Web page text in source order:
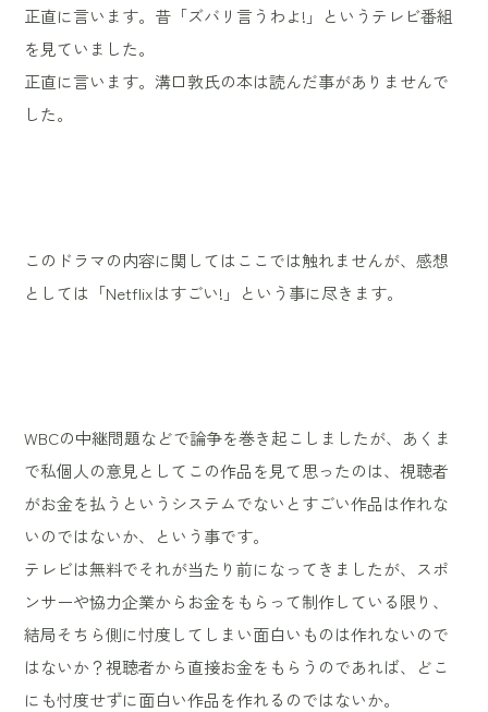
正直に言います。昔「ズバリ言うわよ!」というテレビ番組
を見ていました。
正直に言います。溝口敦氏の本は読んだ事がありませんで
した。
このドラマの内容に関してはここでは触れませんが、感想
としては「Netflixはすごい!」という事に尽きます。
WBCの中継問題などで論争を巻き起こしましたが、あくま
で私個人の意見としてこの作品を見て思ったのは、視聴者
がお金を払うというシステムでないとすごい作品は作れな
いのではないか、という事です。
テレビは無料でそれが当たり前になってきましたが、スポ
ンサーや協力企業からお金をもらって制作している限り、
結局そちら側に忖度してしまい面白いものは作れないので
はないか？視聴者から直接お金をもらうのであれば、どこ
にも忖度せずに面白い作品を作れるのではないか。